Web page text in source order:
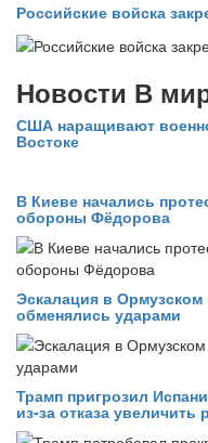
Российские войска
Новости В
США наращивают
Востоке
В Киеве начались
обороны Фёдорова
Эскалация в
обменялись ударами
Трамп пригрозил
из‑за отказа